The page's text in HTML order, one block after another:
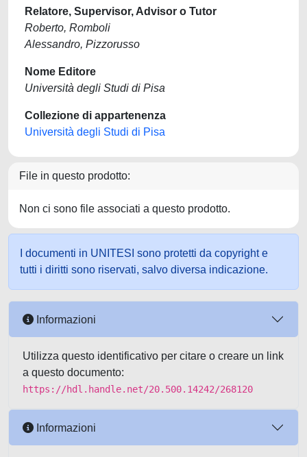
Relatore, Supervisor, Advisor o Tutor
Roberto, Romboli
Alessandro, Pizzorusso
Nome Editore
Università degli Studi di Pisa
Collezione di appartenenza
Università degli Studi di Pisa
File in questo prodotto:
Non ci sono file associati a questo prodotto.
I documenti in UNITESI sono protetti da copyright e
tutti i diritti sono riservati, salvo diversa indicazione.
Informazioni
Utilizza questo identificativo per citare o creare un link
a questo documento:
https://hdl.handle.net/20.500.14242/268120
Informazioni